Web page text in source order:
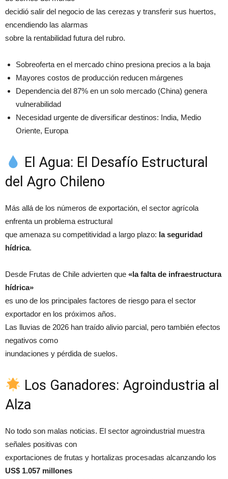
decidió salir del negocio de las cerezas y transferir sus huertos,
encendiendo las alarmas
sobre la rentabilidad futura del rubro.
Sobreoferta en el mercado chino presiona precios a la baja
Mayores costos de producción reducen márgenes
Dependencia del 87% en un solo mercado (China) genera
vulnerabilidad
Necesidad urgente de diversificar destinos: India, Medio
Oriente, Europa
El Agua: El Desafío Estructural
del Agro Chileno
Más allá de los números de exportación, el sector agrícola
enfrenta un problema estructural
que amenaza su competitividad a largo plazo: la seguridad
hídrica.
Desde Frutas de Chile advierten que «la falta de infraestructura
hídrica»
es uno de los principales factores de riesgo para el sector
exportador en los próximos años.
Las lluvias de 2026 han traído alivio parcial, pero también efectos
negativos como
inundaciones y pérdida de suelos.
Los Ganadores: Agroindustria al
Alza
No todo son malas noticias. El sector agroindustrial muestra
señales positivas con
exportaciones de frutas y hortalizas procesadas alcanzando los
US$ 1.057 millones